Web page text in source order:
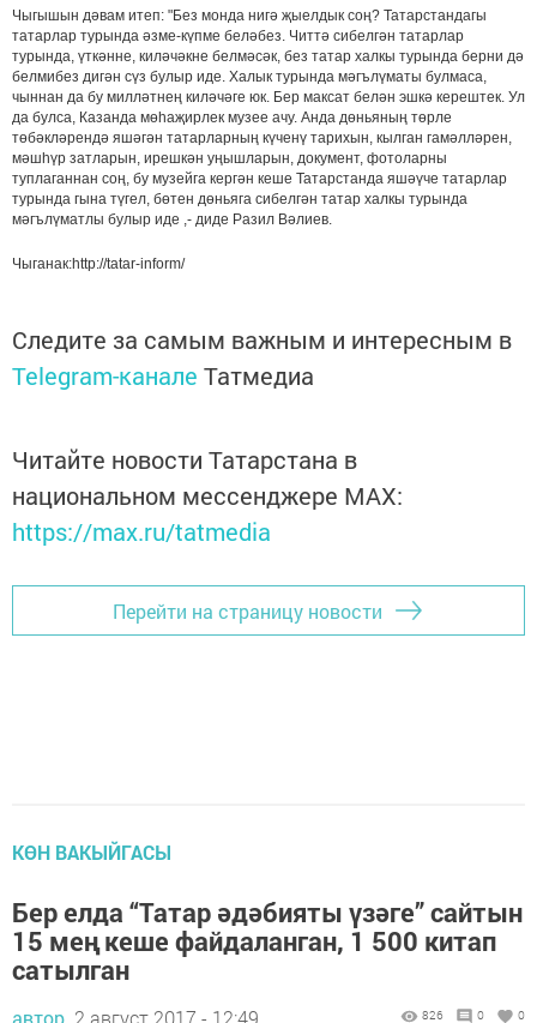
Чыгышын дәвам итеп: "Без монда нигә җыелдык соң? Татарстандагы
татарлар турында әзме-күпме беләбез. Читтә сибелгән татарлар
турында, үткәнне, киләчәкне белмәсәк, без татар халкы турында берни дә
белмибез дигән сүз булыр иде. Халык турында мәгълүматы булмаса,
чыннан да бу милләтнең киләчәге юк. Бер максат белән эшкә керештек. Ул
да булса, Казанда мөһаҗирлек музее ачу. Анда дөньяның төрле
төбәкләрендә яшәгән татарларның күченү тарихын, кылган гамәлләрен,
мәшһүр затларын, ирешкән уңышларын, документ, фотоларны
туплаганнан соң, бу музейга кергән кеше Татарстанда яшәүче татарлар
турында гына түгел, бөтен дөньяга сибелгән татар халкы турында
мәгълүматлы булыр иде ,- диде Разил Вәлиев.
Чыганак:http://tatar-inform/
Следите за самым важным и интересным в
Telegram-канале Татмедиа
Читайте новости Татарстана в
национальном мессенджере MАХ:
https://max.ru/tatmedia
Перейти на страницу новости
КӨН ВАКЫЙГАСЫ
Бер елда “Татар әдәбияты үзәге” сайтын
15 мең кеше файдаланган, 1 500 китап
сатылган
автор, 2 август 2017 - 12:49 826 0 0